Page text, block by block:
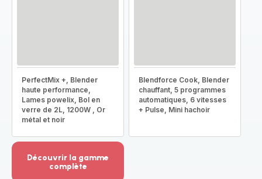
PerfectMix +, Blender
haute performance,
Lames powelix, Bol en
verre de 2L, 1200W , Or
métal et noir
Blendforce Cook, Blender
chauffant, 5 programmes
automatiques, 6 vitesses
+ Pulse, Mini hachoir
Découvrir la gamme
complète